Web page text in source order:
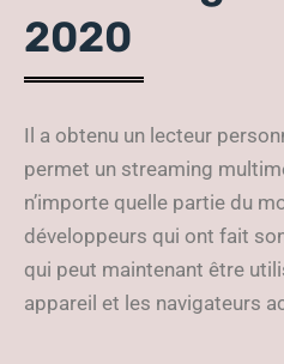
2020
Il a obtenu un lecteur
permet un streaming
n’importe quelle partie du
développeurs qui ont fait
qui peut maintenant être
appareil et les navigateurs